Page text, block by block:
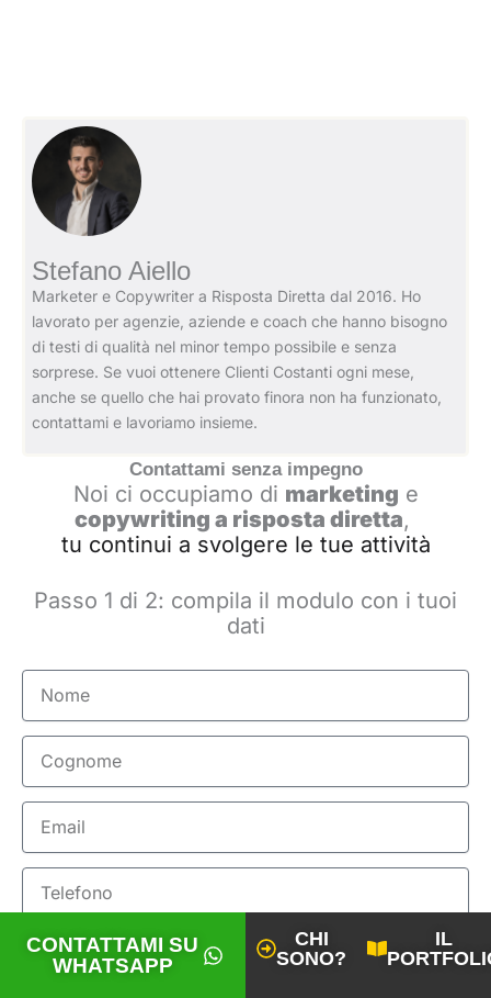
Stefano Aiello
Marketer e Copywriter a Risposta Diretta dal 2016. Ho
lavorato per agenzie, aziende e coach che hanno bisogno
di testi di qualità nel minor tempo possibile e senza
sorprese. Se vuoi ottenere Clienti Costanti ogni mese,
anche se quello che hai provato finora non ha funzionato,
contattami e lavoriamo insieme.
Contattami senza impegno
Noi ci occupiamo di marketing e
copywriting a risposta diretta,
tu continui a svolgere le tue attività
Passo 1 di 2: compila il modulo con i tuoi
dati
Nome
Cognome
Email
Telefono
CONTATTAMI SU
WHATSAPP
CHI
SONO?
IL